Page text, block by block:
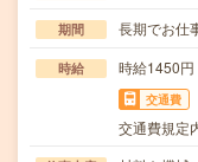
期間 長期でお仕
時給 時給1450円
交通費
交通費規定